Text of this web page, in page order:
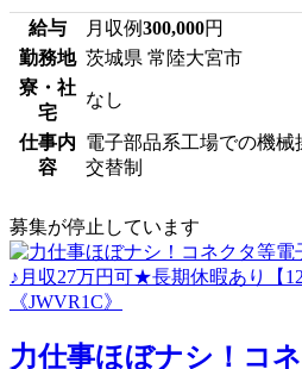
給与 月収例300,000円
勤務地 茨城県 常陸大宮市
寮・社
宅
なし
仕事内
容
電子部品系工場での機
交替制
募集が停止しています
力仕事ほぼナシ！コ